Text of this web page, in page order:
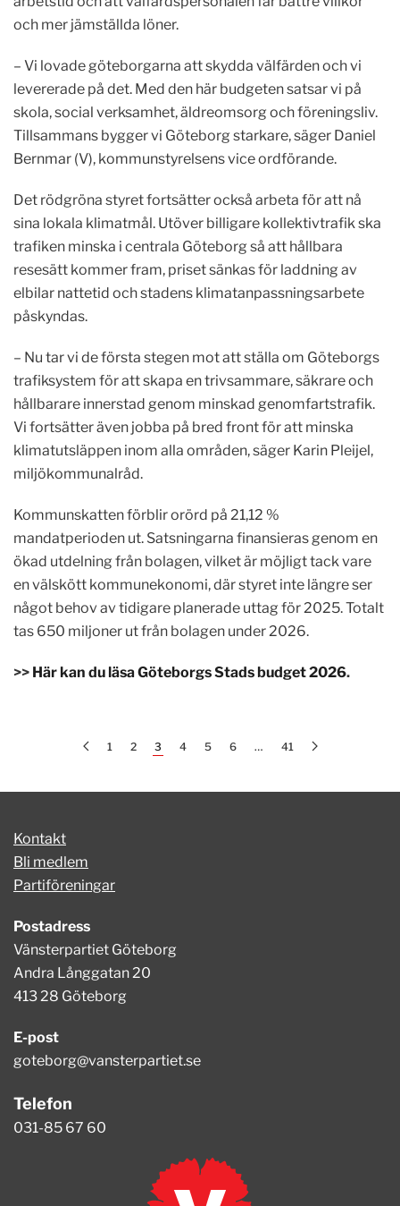
och mer jämställda löner.
– Vi lovade göteborgarna att skydda välfärden och vi
levererade på det. Med den här budgeten satsar vi på
skola, social verksamhet, äldreomsorg och föreningsliv.
Tillsammans bygger vi Göteborg starkare, säger Daniel
Bernmar (V), kommunstyrelsens vice ordförande.
Det rödgröna styret fortsätter också arbeta för att nå
sina lokala klimatmål. Utöver billigare kollektivtrafik ska
trafiken minska i centrala Göteborg så att hållbara
resesätt kommer fram, priset sänkas för laddning av
elbilar nattetid och stadens klimatanpassningsarbete
påskyndas.
– Nu tar vi de första stegen mot att ställa om Göteborgs
trafiksystem för att skapa en trivsammare, säkrare och
hållbarare innerstad genom minskad genomfartstrafik.
Vi fortsätter även jobba på bred front för att minska
klimatutsläppen inom alla områden, säger Karin Pleijel,
miljökommunalråd.
Kommunskatten förblir orörd på 21,12 %
mandatperioden ut. Satsningarna finansieras genom en
ökad utdelning från bolagen, vilket är möjligt tack vare
en välskött kommunekonomi, där styret inte längre ser
något behov av tidigare planerade uttag för 2025. Totalt
tas 650 miljoner ut från bolagen under 2026.
>> Här kan du läsa Göteborgs Stads budget 2026.
1 2 3 4 5 6 … 41
Kontakt
Bli medlem
Partiföreningar
Postadress
Vänsterpartiet Göteborg
Andra Långgatan 20
413 28 Göteborg
E-post
goteborg@vansterpartiet.se
Telefon
031-85 67 60